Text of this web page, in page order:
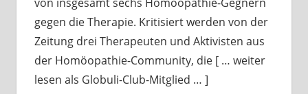
gegen die Therapie. Kritisiert werden von der
Zeitung drei Therapeuten und Aktivisten aus
der Homöopathie-Community, die [ … weiter
lesen als Globuli-Club-Mitglied … ]